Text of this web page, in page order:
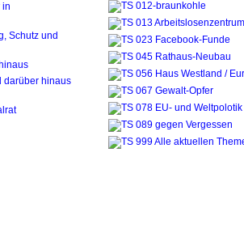
in
Schutz und
darüber hinaus